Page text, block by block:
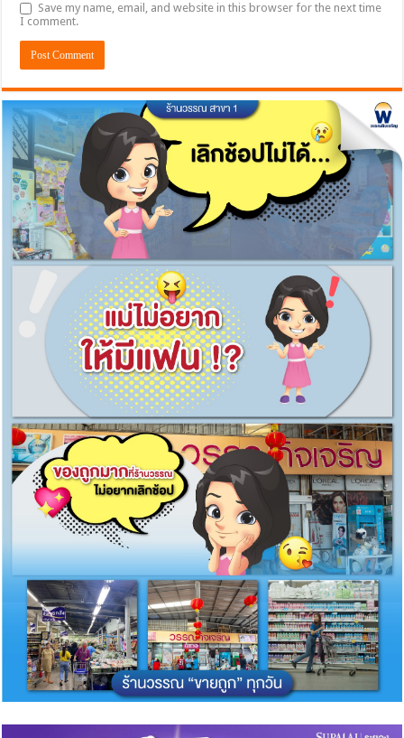
Save my name, email, and website in this browser for the next time
I comment.